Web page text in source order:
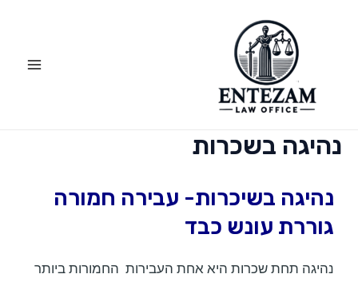
נהיגה בשכרות
נהיגה בשיכרות- עבירה חמורה
גוררת עונש כבד
נהיגה תחת שכרות היא אחת העבירות החמורות ביותר